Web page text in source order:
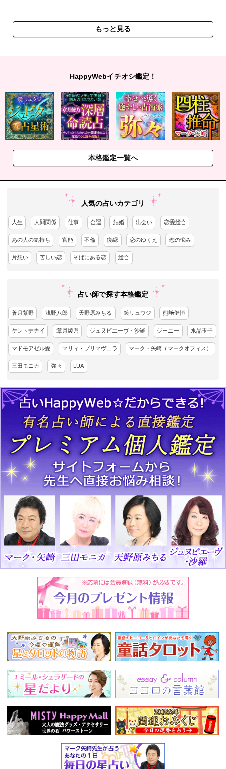
もっと見る
HappyWebイチオシ鑑定！
本格鑑定一覧へ
人気の占いカテゴリ
人生 人間関係 仕事 金運 結婚 出会い 恋愛総合
あの人の気持ち 官能 不倫 復縁 恋のゆくえ 恋の悩み
片想い 苦しい恋 そばにある恋 総合
占い師で探す本格鑑定
蒼月紫野 浅野八郎 天野原みちる 鏡リュウジ 熊﨑健恒
ケントナカイ 章月綾乃 ジュヌビエーヴ・沙羅 ジーニー 水晶玉子
マドモアゼル愛 マリィ・プリマヴェラ マーク・矢崎（マークオフィス）
三田モニカ 弥々 LUA